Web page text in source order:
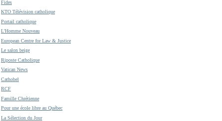
Fides
KTO Télévision catholique
Portail catholique
L'Homme Nouveau
European Centre for Law & Justice
Le salon beige
Riposte Catholique
Vatican News
Cathobel
RCF
Famille Chrétienne
Pour une école libre au Québec
La Sélection du Jour